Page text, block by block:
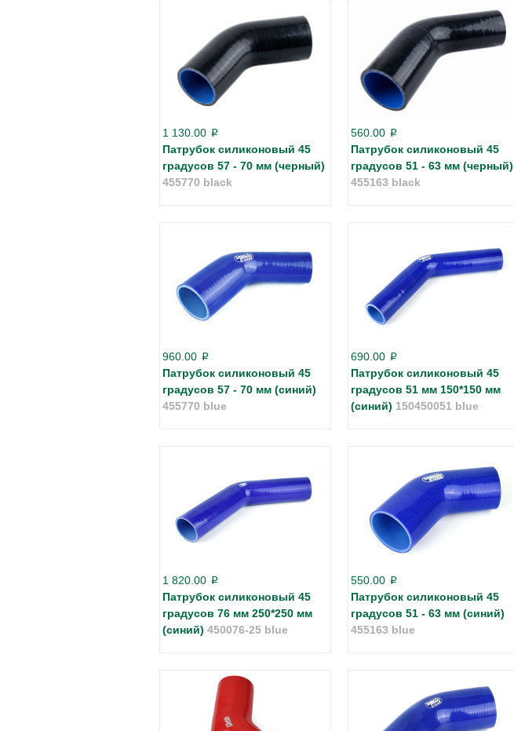
1 130.00 p
Патрубок силиконовый 45
градусов 57 - 70 мм (черный)
455770 black
560.00 p
Патрубок силиконовый 45
градусов 51 - 63 мм (черный)
455163 black
960.00 p
Патрубок силиконовый 45
градусов 57 - 70 мм (синий)
455770 blue
690.00 p
Патрубок силиконовый 45
градусов 51 мм 150*150 мм
(синий) 150450051 blue
1 820.00 p
Патрубок силиконовый 45
градусов 76 мм 250*250 мм
(синий) 450076-25 blue
550.00 p
Патрубок силиконовый 45
градусов 51 - 63 мм (синий)
455163 blue